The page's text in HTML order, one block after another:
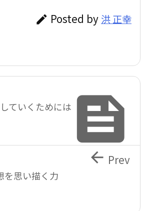
 Posted by 洪 正幸

ていくためには
を思い描く力
 Prev